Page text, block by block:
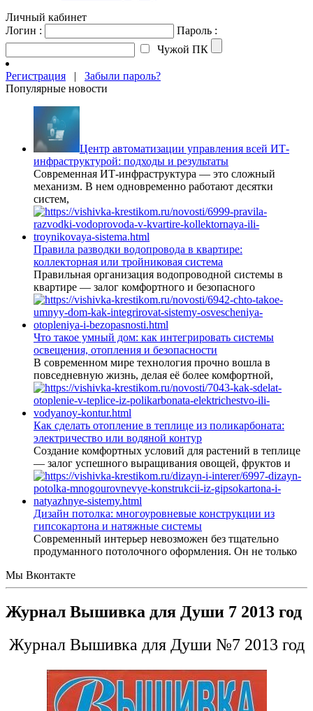
Личный кабинет
Логин :
Пароль :
Чужой ПК
Регистрация | Забыли пароль?
Популярные новости
Центр автоматизации управления всей ИТ-
инфраструктурой: подходы и результаты
Современная ИТ-инфраструктура — это сложный
механизм. В нем одновременно работают десятки
систем,
Правила разводки водопровода в квартире:
коллекторная или тройниковая система
Правильная организация водопроводной системы в
квартире — залог комфортного и безопасного
Что такое умный дом: как интегрировать системы
освещения, отопления и безопасности
В современном мире технология прочно вошла в
повседневную жизнь, делая её более комфортной,
Как сделать отопление в теплице из поликарбоната:
электричество или водяной контур
Создание комфортных условий для растений в теплице
— залог успешного выращивания овощей, фруктов и
Дизайн потолка: многоуровневые конструкции из
гипсокартона и натяжные системы
Современный интерьер невозможен без тщательно
продуманного потолочного оформления. Он не только
Мы Вконтакте
Журнал Вышивка для Души 7 2013 год
Журнал Вышивка для Души №7 2013 год